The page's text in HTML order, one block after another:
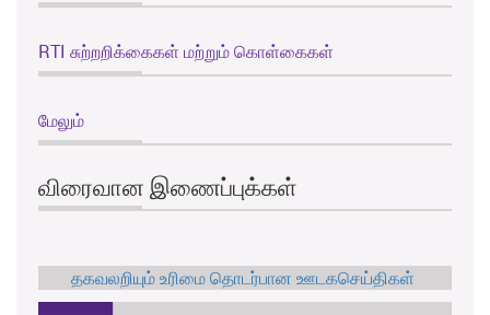
RTI சுற்றறிக்கைகள் மற்றும் கொள்கைகள்
மேலும்
விரைவான இணைப்புக்கள்
தகவலறியும் உரிமை தொடர்பான ஊடகசெய்திகள்